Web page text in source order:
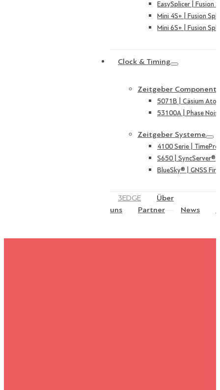
EasySplicer | Fusion
Mini 4S+ | Fusion
Mini 6S+ | Fusion
Clock & Timing
Zeitgeber
5071B | Cäsium
53100A | Phase
Zeitgeber Systeme
4100 Serie |
S650 | SyncServer®
BlueSky® | GNSS
3EDGE
Über
uns
Partner News